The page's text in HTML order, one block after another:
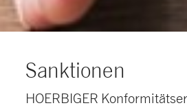
Sanktionen
HOERBIGER